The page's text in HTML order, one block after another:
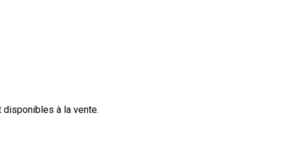
à la vente.